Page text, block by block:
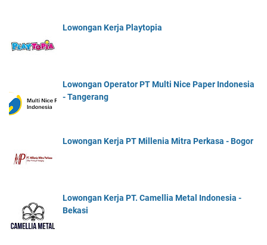
Lowongan Kerja Playtopia
Lowongan Operator PT Multi Nice Paper Indonesia
- Tangerang
Lowongan Kerja PT Millenia Mitra Perkasa - Bogor
Lowongan Kerja PT. Camellia Metal Indonesia -
Bekasi